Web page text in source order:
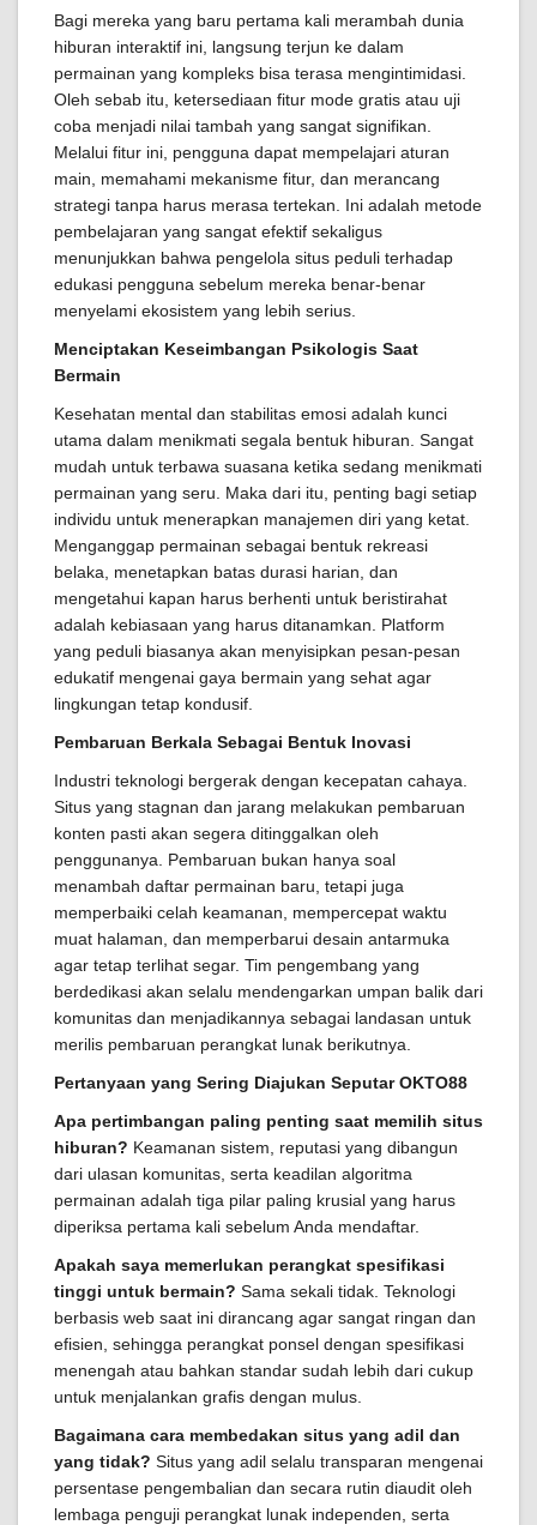
Bagi mereka yang baru pertama kali merambah dunia
hiburan interaktif ini, langsung terjun ke dalam
permainan yang kompleks bisa terasa mengintimidasi.
Oleh sebab itu, ketersediaan fitur mode gratis atau uji
coba menjadi nilai tambah yang sangat signifikan.
Melalui fitur ini, pengguna dapat mempelajari aturan
main, memahami mekanisme fitur, dan merancang
strategi tanpa harus merasa tertekan. Ini adalah metode
pembelajaran yang sangat efektif sekaligus
menunjukkan bahwa pengelola situs peduli terhadap
edukasi pengguna sebelum mereka benar-benar
menyelami ekosistem yang lebih serius.
Menciptakan Keseimbangan Psikologis Saat
Bermain
Kesehatan mental dan stabilitas emosi adalah kunci
utama dalam menikmati segala bentuk hiburan. Sangat
mudah untuk terbawa suasana ketika sedang menikmati
permainan yang seru. Maka dari itu, penting bagi setiap
individu untuk menerapkan manajemen diri yang ketat.
Menganggap permainan sebagai bentuk rekreasi
belaka, menetapkan batas durasi harian, dan
mengetahui kapan harus berhenti untuk beristirahat
adalah kebiasaan yang harus ditanamkan. Platform
yang peduli biasanya akan menyisipkan pesan-pesan
edukatif mengenai gaya bermain yang sehat agar
lingkungan tetap kondusif.
Pembaruan Berkala Sebagai Bentuk Inovasi
Industri teknologi bergerak dengan kecepatan cahaya.
Situs yang stagnan dan jarang melakukan pembaruan
konten pasti akan segera ditinggalkan oleh
penggunanya. Pembaruan bukan hanya soal
menambah daftar permainan baru, tetapi juga
memperbaiki celah keamanan, mempercepat waktu
muat halaman, dan memperbarui desain antarmuka
agar tetap terlihat segar. Tim pengembang yang
berdedikasi akan selalu mendengarkan umpan balik dari
komunitas dan menjadikannya sebagai landasan untuk
merilis pembaruan perangkat lunak berikutnya.
Pertanyaan yang Sering Diajukan Seputar OKTO88
Apa pertimbangan paling penting saat memilih situs
hiburan? Keamanan sistem, reputasi yang dibangun
dari ulasan komunitas, serta keadilan algoritma
permainan adalah tiga pilar paling krusial yang harus
diperiksa pertama kali sebelum Anda mendaftar.
Apakah saya memerlukan perangkat spesifikasi
tinggi untuk bermain? Sama sekali tidak. Teknologi
berbasis web saat ini dirancang agar sangat ringan dan
efisien, sehingga perangkat ponsel dengan spesifikasi
menengah atau bahkan standar sudah lebih dari cukup
untuk menjalankan grafis dengan mulus.
Bagaimana cara membedakan situs yang adil dan
yang tidak? Situs yang adil selalu transparan mengenai
persentase pengembalian dan secara rutin diaudit oleh
lembaga penguji perangkat lunak independen, serta